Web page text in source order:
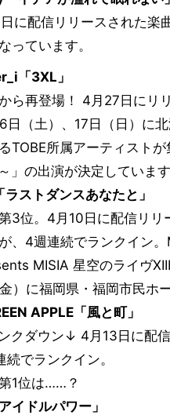
に配信リリースされた楽
っています。
「3XL」
ら再登場！ 4月27日にリ
日（土）、17日（日）に
TOBE所属アーティスト
」の出演が決定しています
ストダンスあなたと」
3位。4月10日に配信リ
、4週連続でランクイン
MISIA 星空のライヴ
）に福岡県・福岡市民ホ
APPLE「風と町」
クダウン↓ 4月13日に配
でランクイン。
1位は……？
イドルパワー」